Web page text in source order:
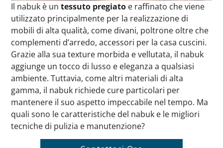
Il nabuk è un tessuto pregiato e raffinato che viene
utilizzato principalmente per la realizzazione di
mobili di alta qualità, come divani, poltrone oltre che
complementi d’arredo, accessori per la casa cuscini.
Grazie alla sua texture morbida e vellutata, il nabuk
aggiunge un tocco di lusso e eleganza a qualsiasi
ambiente. Tuttavia, come altri materiali di alta
gamma, il nabuk richiede cure particolari per
mantenere il suo aspetto impeccabile nel tempo. Ma
quali sono le caratteristiche del nabuk e le migliori
tecniche di pulizia e manutenzione?